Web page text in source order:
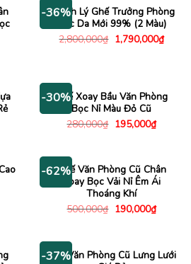
640,000₫.
-36%
Thanh Lý Ghế Trưởng Phòng
Bọc Da Mới 99% (2 Màu)
2,800,000₫ Giá
gốc
1,790,000₫Giá
hiện
390,000₫.
-30%Ghế Xoay Bầu Văn Phòng
Bọc Nỉ Màu Đỏ Cũ
280,000₫ Giá
195,000₫Giá
hiện
-62%Ghế Văn Phòng Cũ Chân
Xoay Bọc Vải Nỉ Êm Ái
Thoáng Khí
500,000₫ Giá
190,000₫Giá
hiện
-37%
Ghế Văn Phòng Cũ Lưng Lưới